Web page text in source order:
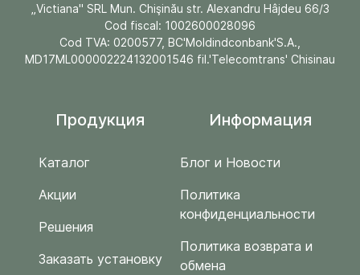
„Victiana" SRL Mun. Chişinău str. Alexandru Hâjdeu 66/3
Cod fiscal: 1002600028096
Cod TVA: 0200577, BC'Moldindconbank'S.A.,
MD17ML000002224132001546 fil.'Telecomtrans' Chisinau
Продукция
Каталог
Акции
Решения
Заказать установку
Информация
Блог и Новости
Политика
конфиденциальности
Политика возврата и
обмена